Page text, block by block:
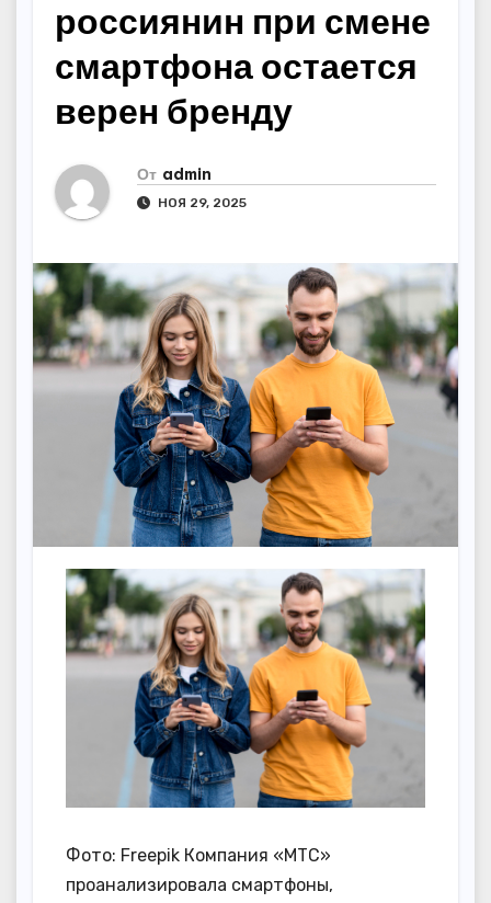
россиянин при смене
смартфона остается
верен бренду
От admin
НОЯ 29, 2025
Фото: Freepik Компания «МТС»
проанализировала смартфоны,